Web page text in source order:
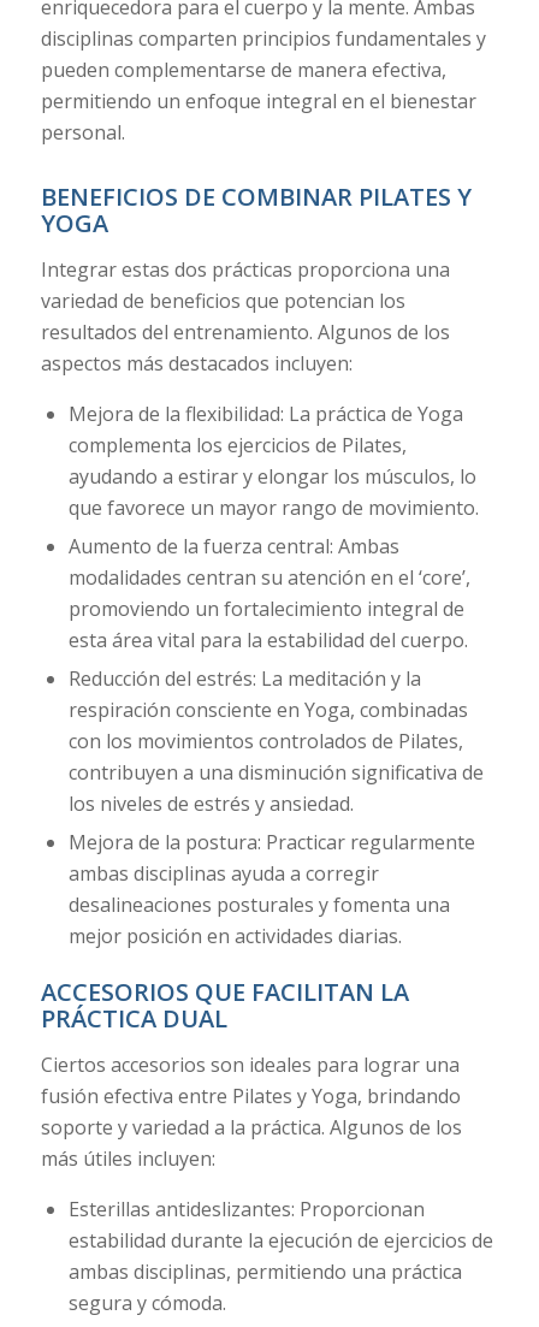
enriquecedora para el cuerpo y la mente. Ambas
disciplinas comparten principios fundamentales y
pueden complementarse de manera efectiva,
permitiendo un enfoque integral en el bienestar
personal.
BENEFICIOS DE COMBINAR PILATES Y
YOGA
Integrar estas dos prácticas proporciona una
variedad de beneficios que potencian los
resultados del entrenamiento. Algunos de los
aspectos más destacados incluyen:
Mejora de la flexibilidad: La práctica de Yoga
complementa los ejercicios de Pilates,
ayudando a estirar y elongar los músculos, lo
que favorece un mayor rango de movimiento.
Aumento de la fuerza central: Ambas
modalidades centran su atención en el ‘core’,
promoviendo un fortalecimiento integral de
esta área vital para la estabilidad del cuerpo.
Reducción del estrés: La meditación y la
respiración consciente en Yoga, combinadas
con los movimientos controlados de Pilates,
contribuyen a una disminución significativa de
los niveles de estrés y ansiedad.
Mejora de la postura: Practicar regularmente
ambas disciplinas ayuda a corregir
desalineaciones posturales y fomenta una
mejor posición en actividades diarias.
ACCESORIOS QUE FACILITAN LA
PRÁCTICA DUAL
Ciertos accesorios son ideales para lograr una
fusión efectiva entre Pilates y Yoga, brindando
soporte y variedad a la práctica. Algunos de los
más útiles incluyen:
Esterillas antideslizantes: Proporcionan
estabilidad durante la ejecución de ejercicios de
ambas disciplinas, permitiendo una práctica
segura y cómoda.